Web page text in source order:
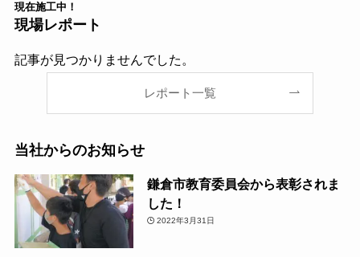
現在施工中！
現場レポート
記事が見つかりませんでした。
レポート一覧
当社からのお知らせ
鎌倉市教育委員会から表彰されま
した！
2022年3月31日